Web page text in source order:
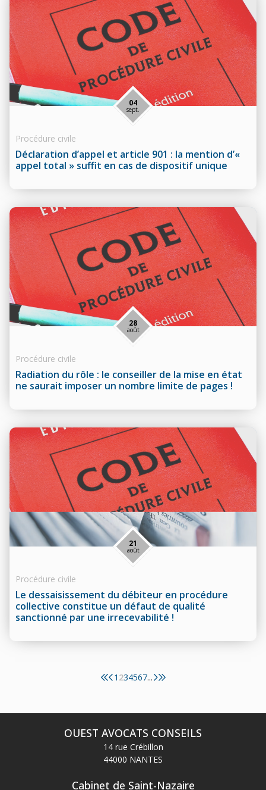
Déclaration d’appel et article 901 : la mention d’«
appel total » suffit en cas de dispositif unique
04
sept.
Procédure civile
Radiation du rôle : le conseiller de la mise en état
ne saurait imposer un nombre limite de pages !
28
août
Procédure civile
Le dessaisissement du débiteur en procédure
collective constitue un défaut de qualité
sanctionné par une irrecevabilité !
21
août
Procédure civile
1 234567...
OUEST AVOCATS CONSEILS
14 rue Crébillon
44000 NANTES
Cabinet de Saint-Nazaire